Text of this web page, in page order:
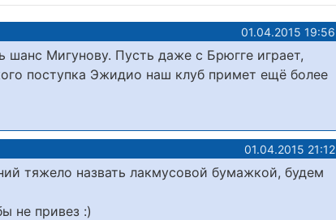
01.04.2015 19:56
Мигунову. Пусть даже с Брюгге играет,
поступка Эжидио наш клуб примет ещё более
01.04.2015 21:12
тяжело назвать лакмусовой бумажкой, будем
не привез :)